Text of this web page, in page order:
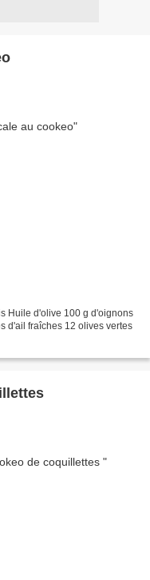
Huile d'olive 100 g d'oignons
d'ail fraîches 12 olives vertes